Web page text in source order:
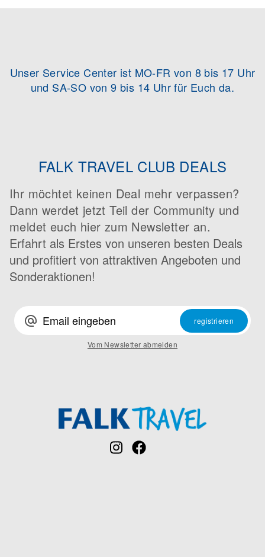
Unser Service Center ist MO-FR von 8 bis 17 Uhr
und SA-SO von 9 bis 14 Uhr für Euch da.
FALK TRAVEL CLUB DEALS
Ihr möchtet keinen Deal mehr verpassen?
Dann werdet jetzt Teil der Community und
meldet euch hier zum Newsletter an.
Erfahrt als Erstes von unseren besten Deals
und profitiert von attraktiven Angeboten und
Sonderaktionen!
alternate_email registrieren
Vom Newsletter abmelden